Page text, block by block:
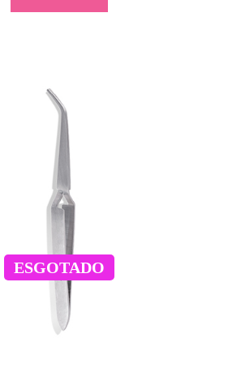
ESGOTADO